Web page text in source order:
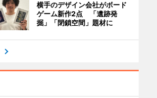
横手のデザイン会社がボード
ゲーム新作2点 「遺跡発
掘」「閉鎖空間」題材に